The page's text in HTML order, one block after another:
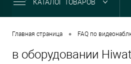
КАТАЛОГ ТОВАРОВ
Главная страница • FAQ по
в оборудовании